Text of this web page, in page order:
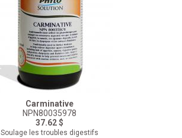
Carminative
NPN80035978
37.62 $
Soulage les troubles digestifs